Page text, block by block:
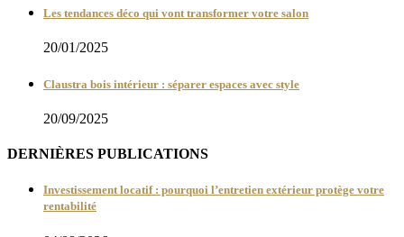
Les tendances déco qui vont transformer votre salon
20/01/2025
Claustra bois intérieur : séparer espaces avec style
20/09/2025
DERNIÈRES PUBLICATIONS
Investissement locatif : pourquoi l’entretien extérieur protège votre
rentabilité